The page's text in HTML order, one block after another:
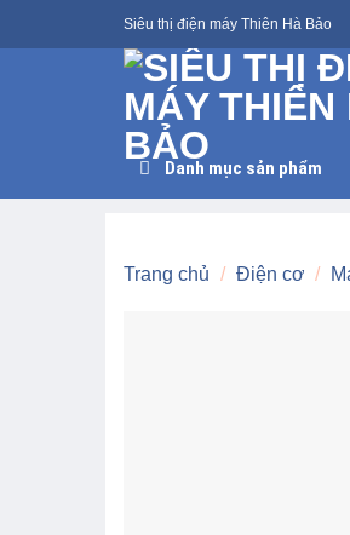
to
Siêu thị điện máy Thiên Hà Bảo
Danh mục sản phẩm
Trang chủ / Điện cơ /